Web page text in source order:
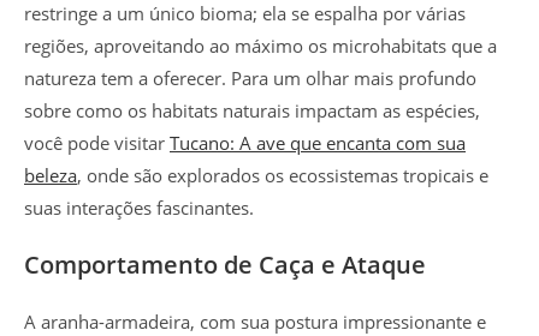
restringe a um único bioma; ela se espalha por várias
regiões, aproveitando ao máximo os microhabitats que a
natureza tem a oferecer. Para um olhar mais profundo
sobre como os habitats naturais impactam as espécies,
você pode visitar Tucano: A ave que encanta com sua
beleza, onde são explorados os ecossistemas tropicais e
suas interações fascinantes.
Comportamento de Caça e Ataque
A aranha-armadeira, com sua postura impressionante e